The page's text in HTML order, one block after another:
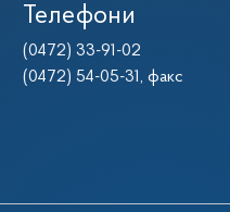
Телефони
(0472) 33-91-02
(0472) 54-05-31 , факс